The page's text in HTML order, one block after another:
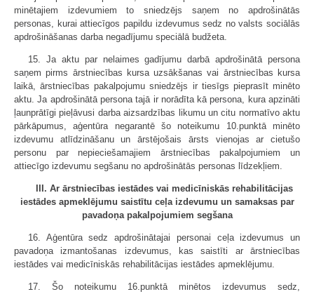
minētajiem izdevumiem to sniedzējs saņem no apdrošinātās
personas, kurai attiecīgos papildu izdevumus sedz no valsts sociālās
apdrošināšanas darba negadījumu speciālā budžeta.
15. Ja aktu par nelaimes gadījumu darbā apdrošinātā persona
saņem pirms ārstniecības kursa uzsākšanas vai ārstniecības kursa
laikā, ārstniecības pakalpojumu sniedzējs ir tiesīgs pieprasīt minēto
aktu. Ja apdrošinātā persona tajā ir norādīta kā persona, kura apzināti
ļaunprātīgi pieļāvusi darba aizsardzības likumu un citu normatīvo aktu
pārkāpumus, aģentūra negarantē šo noteikumu 10.punktā minēto
izdevumu atlīdzināšanu un ārstējošais ārsts vienojas ar cietušo
personu par nepieciešamajiem ārstniecības pakalpojumiem un
attiecīgo izdevumu segšanu no apdrošinātās personas līdzekļiem.
III. Ar ārstniecības iestādes vai medicīniskās rehabilitācijas
iestādes apmeklējumu saistītu ceļa izdevumu un samaksas par
pavadoņa pakalpojumiem segšana
16. Aģentūra sedz apdrošinātajai personai ceļa izdevumus un
pavadoņa izmantošanas izdevumus, kas saistīti ar ārstniecības
iestādes vai medicīniskās rehabilitācijas iestādes apmeklējumu.
17. Šo noteikumu 16.punktā minētos izdevumus sedz,